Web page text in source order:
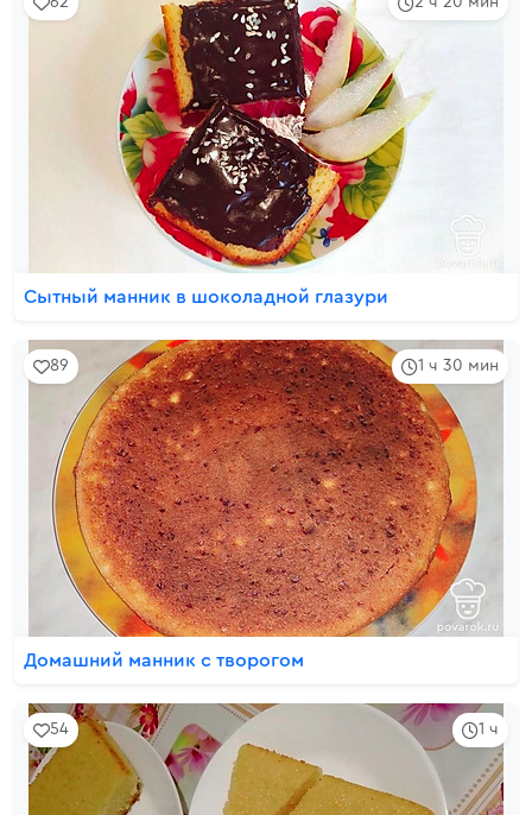
Сытный манник в шоколадной глазури
1 ч 30 мин
89
Домашний манник с творогом
1 ч
54